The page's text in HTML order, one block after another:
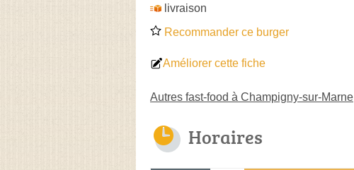
livraison
Recommander ce burger
Améliorer cette fiche
Autres fast-food à Champigny-sur-Marne
Horaires